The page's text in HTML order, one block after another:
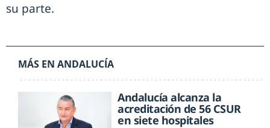
su parte.
MÁS EN ANDALUCÍA
Andalucía alcanza la
acreditación de 56 CSUR
en siete hospitales